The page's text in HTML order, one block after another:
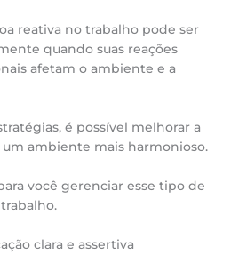
reativa no trabalho pode ser
quando suas reações
afetam o ambiente e a
é possível melhorar a
ambiente mais harmonioso.
você gerenciar esse tipo de
clara e assertiva